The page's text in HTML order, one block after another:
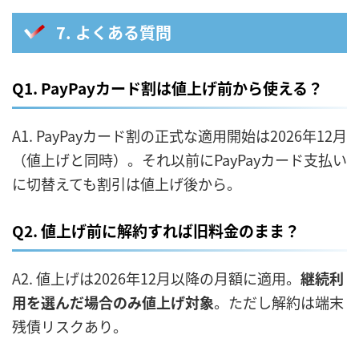
7. よくある質問
Q1. PayPayカード割は値上げ前から使える？
A1. PayPayカード割の正式な適用開始は2026年12月
（値上げと同時）。それ以前にPayPayカード支払い
に切替えても割引は値上げ後から。
Q2. 値上げ前に解約すれば旧料金のまま？
A2. 値上げは2026年12月以降の月額に適用。 継続利
用を選んだ場合のみ値上げ対象。ただし解約は端末
残債リスクあり。